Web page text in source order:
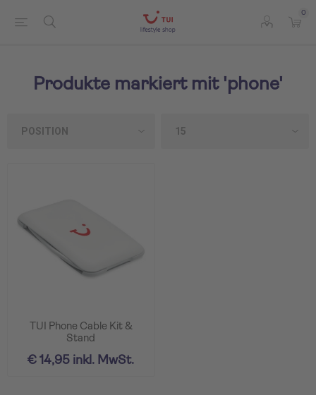
0
Produkte markiert mit 'phone'
TUI Phone Cable Kit &
Stand
€ 14,95 inkl. MwSt.